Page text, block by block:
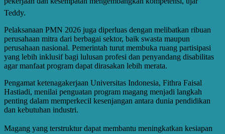
Teddy.
Pelaksanaan PMN 2026 juga diperluas dengan melibatkan ribuan
perusahaan mitra dari berbagai sektor, baik swasta maupun
perusahaan nasional. Pemerintah turut membuka ruang partisipasi
yang lebih inklusif bagi lulusan profesi dan penyandang disabilitas
agar manfaat program dapat dirasakan lebih merata.
Pengamat ketenagakerjaan Universitas Indonesia, Fithra Faisal
Hastiadi, menilai penguatan program magang menjadi langkah
penting dalam memperkecil kesenjangan antara dunia pendidikan
dan kebutuhan industri.
Magang yang terstruktur dapat membantu meningkatkan kesiapan